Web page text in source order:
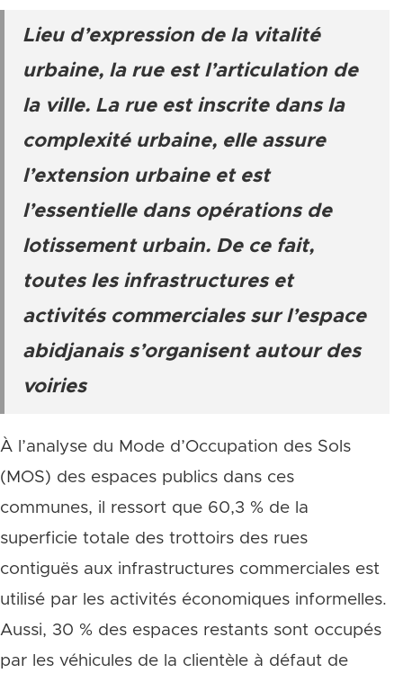
Lieu d’expression de la vitalité
urbaine, la rue est l’articulation de
la ville. La rue est inscrite dans la
complexité urbaine, elle assure
l’extension urbaine et est
l’essentielle dans opérations de
lotissement urbain. De ce fait,
toutes les infrastructures et
activités commerciales sur l’espace
abidjanais s’organisent autour des
voiries
À l’analyse du Mode d’Occupation des Sols
(MOS) des espaces publics dans ces
communes, il ressort que 60,3 % de la
superficie totale des trottoirs des rues
contiguës aux infrastructures commerciales est
utilisé par les activités économiques informelles.
Aussi, 30 % des espaces restants sont occupés
par les véhicules de la clientèle à défaut de